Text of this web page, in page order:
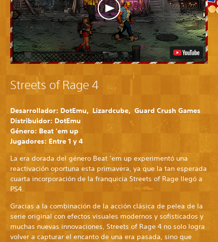
Streets of Rage 4
Desarrollador: DotEmu, Lizardcube, Guard Crush Games
Distribuidor: DotEmu
Género: Beat ‘em up
Jugadores: Entre 1 y 4
La era dorada del género Beat ‘em up experimentó una
reactivación oportuna esta primavera, ya que la tan esperada
cuarta incorporación de la franquicia Streets of Rage llegó a
PS4.
Gracias a la combinación de la acción clásica de pelea de la
serie original con efectos visuales modernos y sofisticados y
muchas nuevas innovaciones, Streets of Rage 4 no solo logra
volver a capturar el encanto de una era pasada, sino que